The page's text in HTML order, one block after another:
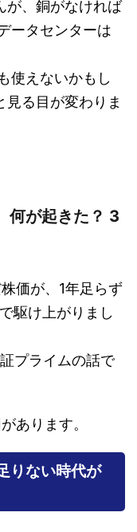
が、銅がなければ
ータセンターは
使えないかもし
る目が変わりま
が起きた？ 3
価が、1年足らず
駆け上がりまし
プライムの話で
あります。
りない時代が